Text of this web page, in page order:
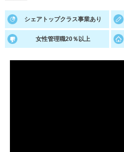
就活ノウハウが満載！
適職診断
シェアトップクラス事業あり
女性管理職20％以上